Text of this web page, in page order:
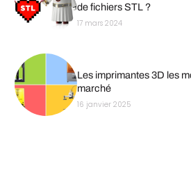
de fichiers STL ?
17 mars 2024
Les imprimantes 3D les
marché
16 janvier 2025